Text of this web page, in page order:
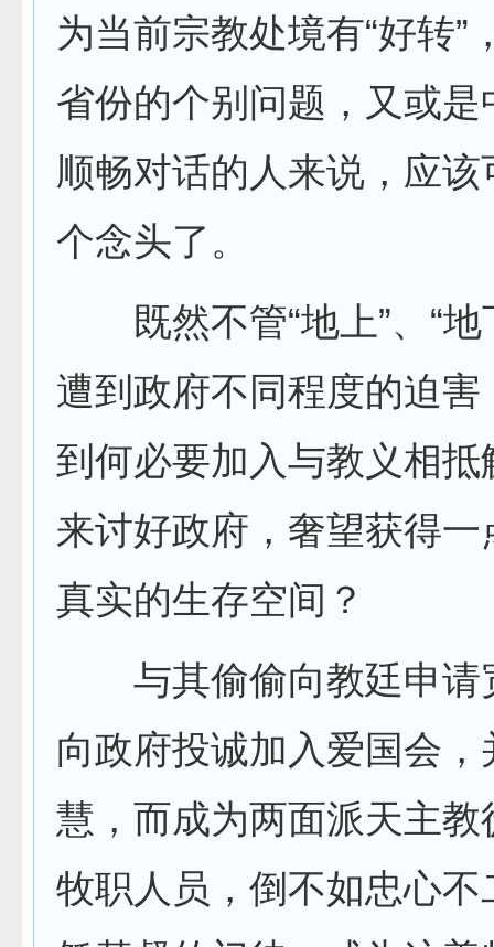
为当前宗教处境有“好转”
省份的个别问题，又或是
顺畅对话的人来说，应该
个念头了。
既然不管“地上”、“地
遭到政府不同程度的迫害
到何必要加入与教义相抵
来讨好政府，奢望获得一
真实的生存空间？
与其偷偷向教廷申请
向政府投诚加入爱国会，
慧，而成为两面派天主教
牧职人员，倒不如忠心不